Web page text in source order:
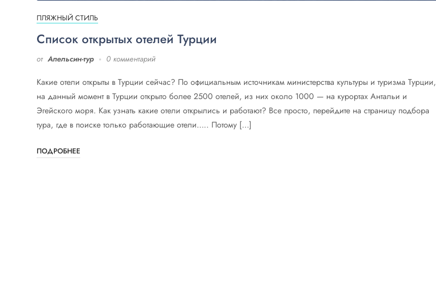
ПЛЯЖНЫЙ СТИЛЬ
Список открытых отелей Турции
от Апельсин-тур 0 комментарий
Какие отели открыты в Турции сейчас? По официальным источникам министерства культуры и туризма Турции,
на данный момент в Турции открыто более 2500 отелей, из них около 1000 — на курортах Антальи и
Эгейского моря. Как узнать какие отели открылись и работают? Все просто, перейдите на страницу подбора
тура, где в поиске только работающие отели….. Потому […]
ПОДРОБНЕЕ